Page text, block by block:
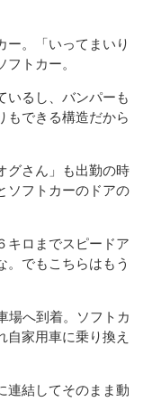
ー。「いってまいり
トカー。
いるし、バンパーも
もできる構造だから
グさん」も出勤の時
ソフトカーのドアの
キロまでスピードア
。でもこちらはもう
場へ到着。ソフトカ
自家用車に乗り換え
連結してそのまま動